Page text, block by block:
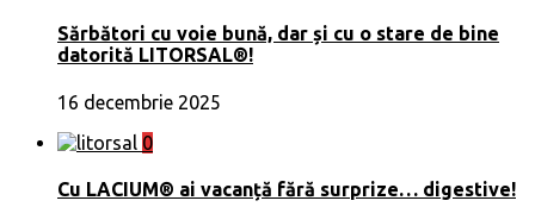
Sărbători cu voie bună, dar și cu o stare de bine
datorită LITORSAL®!
16 decembrie 2025
0
Cu LACIUM® ai vacanță fără surprize… digestive!